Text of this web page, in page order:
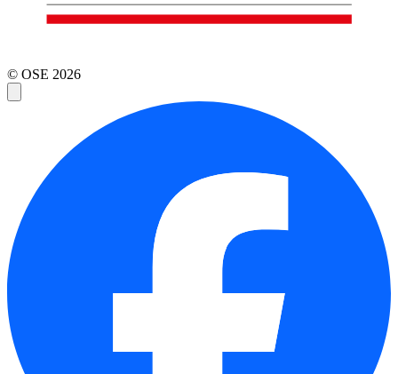
© OSE 2026